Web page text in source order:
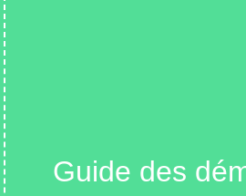
Guide des